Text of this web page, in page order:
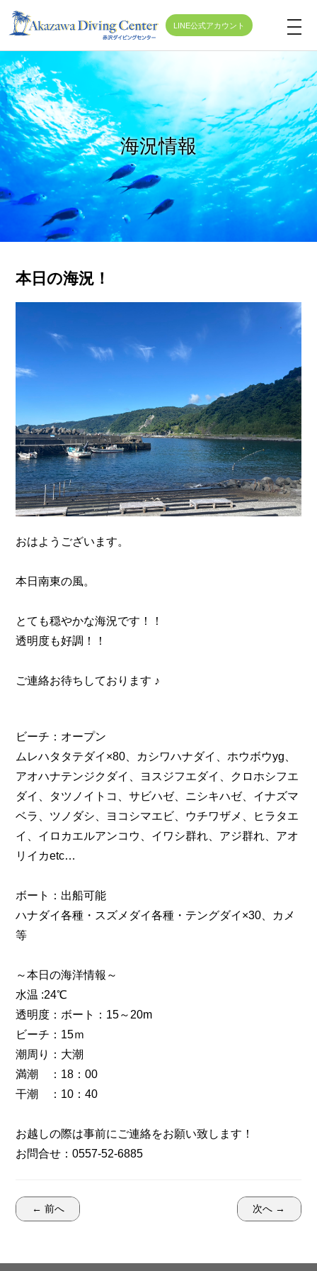
LINE公式アカウント
t
o
g
e
n
a
v
o
n
海況情報
本日の海況！
おはようございます。
本日南東の風。
とても穏やかな海況です！！
透明度も好調！！
ご連絡お待ちしております ♪
ビーチ：オープン
ムレハタタテダイ×80、カシワハナダイ、ホウボウyg、
アオハナテンジクダイ、ヨスジフエダイ、クロホシフエ
ダイ、タツノイトコ、サビハゼ、ニシキハゼ、イナズマ
ベラ、ツノダシ、ヨコシマエビ、ウチワザメ、ヒラタエ
イ、イロカエルアンコウ、イワシ群れ、アジ群れ、アオ
リイカetc…
ボート：出船可能
ハナダイ各種・スズメダイ各種・テングダイ×30、カメ
等
～本日の海洋情報～
水温 :24℃
透明度：ボート：15～20m
ビーチ：15ｍ
潮周り：大潮
満潮 ：18：00
干潮 ：10：40
お越しの際は事前にご連絡をお願い致します！
お問合せ：0557-52-6885
← 前へ 次へ →